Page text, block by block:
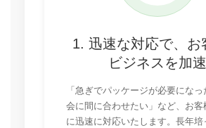
1. 迅速な対応で、お
ビジネスを加速
「急ぎでパッケージが必要にな
会に間に合わせたい」など、お客
に迅速に対応いたします。長年培